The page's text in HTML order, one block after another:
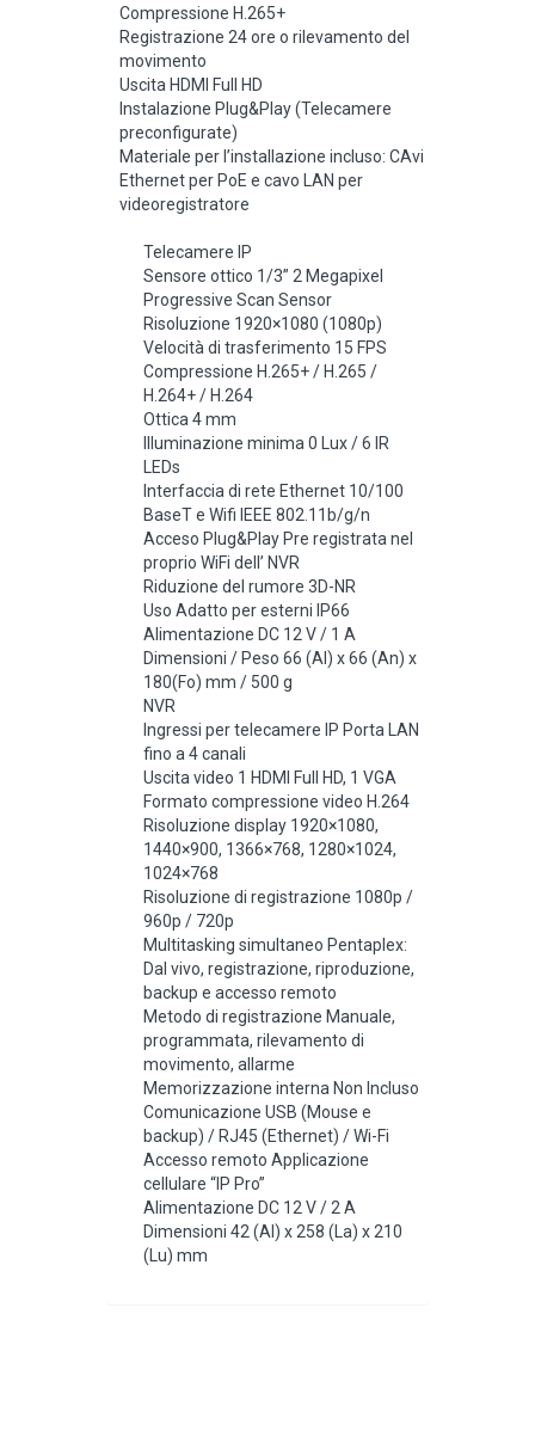
Compressione H.265+
Registrazione 24 ore o rilevamento del
movimento
Uscita HDMI Full HD
Instalazione Plug&Play (Telecamere
preconfigurate)
Materiale per l’installazione incluso: CAvi
Ethernet per PoE e cavo LAN per
videoregistratore
Telecamere IP
Sensore ottico 1/3” 2 Megapixel
Progressive Scan Sensor
Risoluzione 1920×1080 (1080p)
Velocità di trasferimento 15 FPS
Compressione H.265+ / H.265 /
H.264+ / H.264
Ottica 4 mm
Illuminazione minima 0 Lux / 6 IR
LEDs
Interfaccia di rete Ethernet 10/100
BaseT e Wifi IEEE 802.11b/g/n
Acceso Plug&Play Pre registrata nel
proprio WiFi dell’ NVR
Riduzione del rumore 3D-NR
Uso Adatto per esterni IP66
Alimentazione DC 12 V / 1 A
Dimensioni / Peso 66 (Al) x 66 (An) x
180(Fo) mm / 500 g
NVR
Ingressi per telecamere IP Porta LAN
fino a 4 canali
Uscita video 1 HDMI Full HD, 1 VGA
Formato compressione video H.264
Risoluzione display 1920×1080,
1440×900, 1366×768, 1280×1024,
1024×768
Risoluzione di registrazione 1080p /
960p / 720p
Multitasking simultaneo Pentaplex:
Dal vivo, registrazione, riproduzione,
backup e accesso remoto
Metodo di registrazione Manuale,
programmata, rilevamento di
movimento, allarme
Memorizzazione interna Non Incluso
Comunicazione USB (Mouse e
backup) / RJ45 (Ethernet) / Wi-Fi
Accesso remoto Applicazione
cellulare “IP Pro”
Alimentazione DC 12 V / 2 A
Dimensioni 42 (Al) x 258 (La) x 210
(Lu) mm